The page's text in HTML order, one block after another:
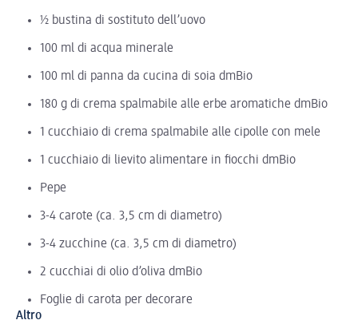
½ bustina di sostituto dell’uovo
100 ml di acqua minerale
100 ml di panna da cucina di soia dmBio
180 g di crema spalmabile alle erbe aromatiche dmBio
1 cucchiaio di crema spalmabile alle cipolle con mele
1 cucchiaio di lievito alimentare in fiocchi dmBio
Pepe
3-4 carote (ca. 3,5 cm di diametro)
3-4 zucchine (ca. 3,5 cm di diametro)
2 cucchiai di olio d’oliva dmBio
Foglie di carota per decorare
Altro